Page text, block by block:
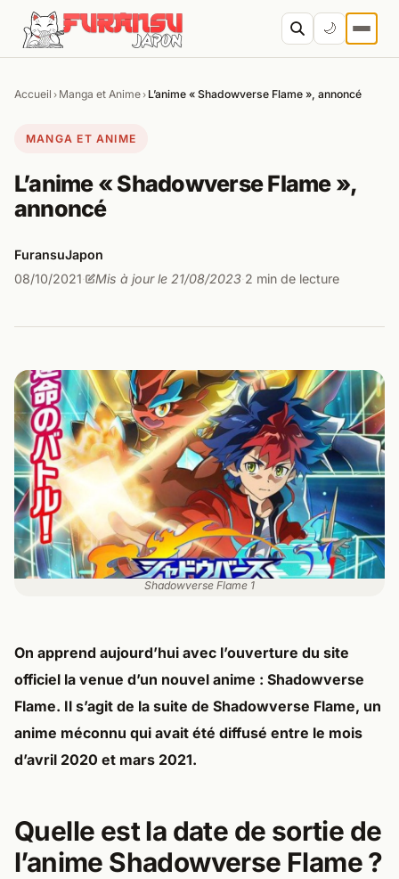
Aller au contenu
🌙
Accueil › Manga et Anime› L’anime « Shadowverse Flame », annoncé
MANGA ET ANIME
L’anime « Shadowverse Flame »,
annoncé
FuransuJapon
08/10/2021· Mis à jour le 21/08/2023· 2 min de lecture
Shadowverse Flame 1
On apprend aujourd’hui avec l’ouverture du site
officiel la venue d’un nouvel anime : Shadowverse
Flame. Il s’agit de la suite de Shadowverse Flame, un
anime méconnu qui avait été diffusé entre le mois
d’avril 2020 et mars 2021.
Quelle est la date de sortie de
l’anime Shadowverse Flame ?